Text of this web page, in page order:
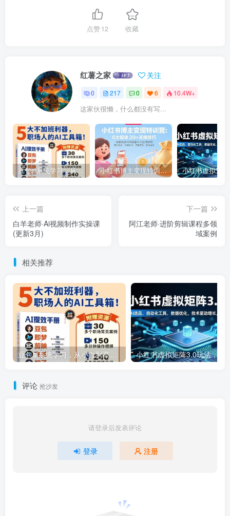
点赞12 收藏
红薯之家 关注
0 217 0 6 10.4W+
这家伙很懒，什么都没有写...
豆包ai系统学习，从小白到高手系列 小红书博主变现特训营：6大模块20+实操技巧 快速打造可持续盈利小红书账号
上一篇
白羊老师·Ai视频制作实操课
(更新3月)
下一篇
阿江老师·进阶剪辑课程多领
域案例
相关推荐
豆包ai系统学习，从小白到高手系列
评论 抢沙发
请登录后发表评论
登录 注册